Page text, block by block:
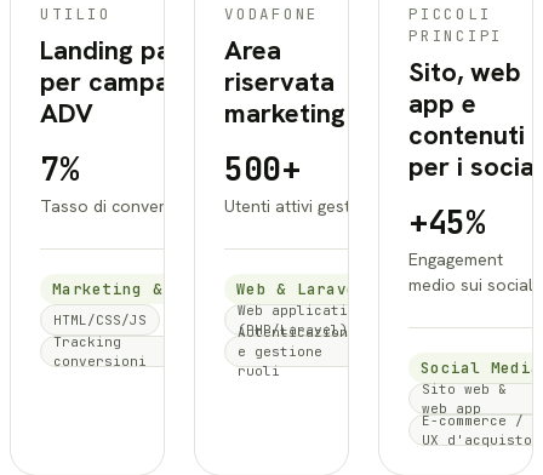
UTILIO
UTILIO
Landing page
per campagne
ADV
7%
Tasso di conversione
Marketing & GEO
HTML/CSS/JS
Tracking
conversioni
VODAFONE
Area
riservata
marketing
500+
Utenti attivi gestiti
Web & Laravel
Web application
(PHP/Laravel)
Autenticazione
e gestione
ruoli
PICCOLI
PRINCIPI
Sito, web
app e
contenuti
per i social
+45%
Engagement
medio sui social
Social Media
Sito web &
web app
E-commerce /
UX d'acquisto